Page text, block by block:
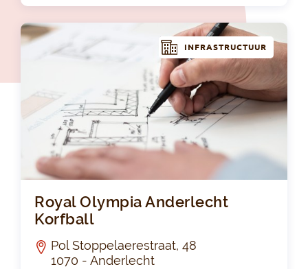
INFRASTRUCTUUR
Royal Olympia Anderlecht
Korfball
Pol Stoppelaerestraat, 48
1070 - Anderlecht